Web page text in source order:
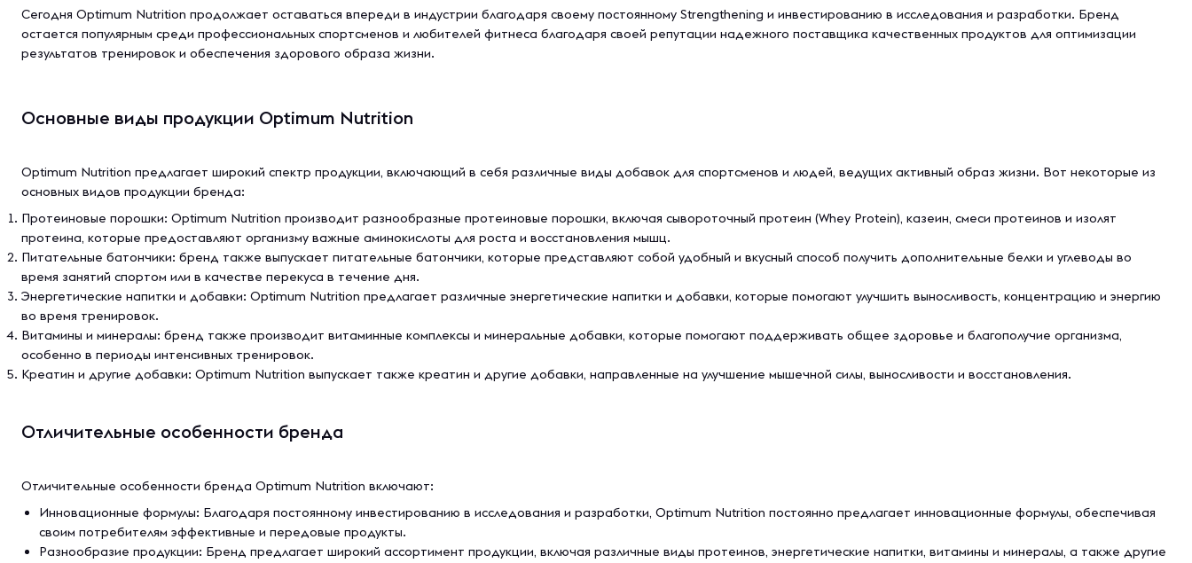
Сегодня Optimum Nutrition продолжает оставаться впереди в индустрии благодаря своему постоянному Strengthening и инвестированию в исследования и разработки. Бренд
остается популярным среди профессиональных спортсменов и любителей фитнеса благодаря своей репутации надежного поставщика качественных продуктов для оптимизации
результатов тренировок и обеспечения здорового образа жизни.
Основные виды продукции Optimum Nutrition
Optimum Nutrition предлагает широкий спектр продукции, включающий в себя различные виды добавок для спортсменов и людей, ведущих активный образ жизни. Вот некоторые из
основных видов продукции бренда:
Протеиновые порошки: Optimum Nutrition производит разнообразные протеиновые порошки, включая сывороточный протеин (Whey Protein), казеин, смеси протеинов и изолят
протеина, которые предоставляют организму важные аминокислоты для роста и восстановления мышц.
Питательные батончики: бренд также выпускает питательные батончики, которые представляют собой удобный и вкусный способ получить дополнительные белки и углеводы во
время занятий спортом или в качестве перекуса в течение дня.
Энергетические напитки и добавки: Optimum Nutrition предлагает различные энергетические напитки и добавки, которые помогают улучшить выносливость, концентрацию и энергию
во время тренировок.
Витамины и минералы: бренд также производит витаминные комплексы и минеральные добавки, которые помогают поддерживать общее здоровье и благополучие организма,
особенно в периоды интенсивных тренировок.
Креатин и другие добавки: Optimum Nutrition выпускает также креатин и другие добавки, направленные на улучшение мышечной силы, выносливости и восстановления.
Отличительные особенности бренда
Отличительные особенности бренда Optimum Nutrition включают:
Инновационные формулы: Благодаря постоянному инвестированию в исследования и разработки, Optimum Nutrition постоянно предлагает инновационные формулы, обеспечивая
своим потребителям эффективные и передовые продукты.
Разнообразие продукции: Бренд предлагает широкий ассортимент продукции, включая различные виды протеинов, энергетические напитки, витамины и минералы, а также другие